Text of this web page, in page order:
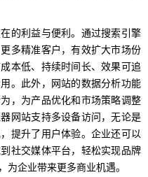
的利益与便利。通过搜索引擎
多精准客户，有效扩大市场份
本低、持续时间长、效果可追
。此外，网站的数据分析功能
，为产品优化和市场策略调整
网站支持多设备访问，无论是
提升了用户体验。企业还可以
社交媒体平台，轻松实现品牌
企业带来更多商业机遇。